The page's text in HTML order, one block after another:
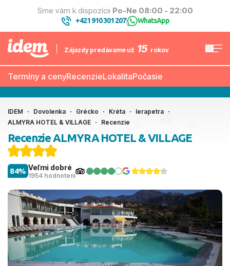
Sme vám k dispozícii Po-Ne 08:00 - 22:00
+421 910 301 207| WhatsApp
Zájazdy predávame už 15 rokov
Termíny a cenyRecenzieLokalitaPočasie
IDEM Dovolenka Grécko Kréta
Ierapetra
ALMYRA HOTEL & VILLAGE
Recenzie
Recenzie ALMYRA HOTEL & VILLAGE
Veľmi dobré
1954 hodnotení
84%